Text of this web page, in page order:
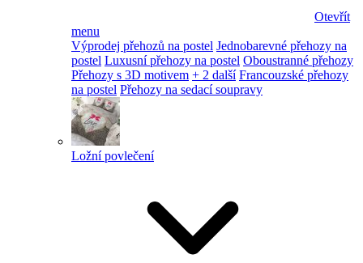
Otevřít
menu
Výprodej přehozů na postel Jednobarevné přehozy na
postel Luxusní přehozy na postel Oboustranné přehozy
Přehozy s 3D motivem + 2 další Francouzské přehozy
na postel Přehozy na sedací soupravy
Ložní povlečení